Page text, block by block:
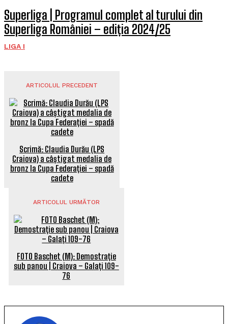
Superliga | Programul complet al turului din
Superliga României – ediția 2024/25
LIGA I
ARTICOLUL PRECEDENT
Scrimă: Claudia Durău (LPS
Craiova) a câștigat medalia de
bronz la Cupa Federației – spadă
cadete
ARTICOLUL URMĂTOR
FOTO Baschet (M): Demostrație
sub panou | Craiova – Galați 109-
76